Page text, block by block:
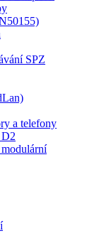
SPZ
a telefony